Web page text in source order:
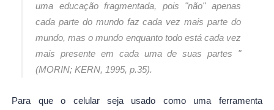
uma educação fragmentada, pois "não" apenas
cada parte do mundo faz cada vez mais parte do
mundo, mas o mundo enquanto todo está cada vez
mais presente em cada uma de suas partes "
(MORIN; KERN, 1995, p.35).
Para que o celular seja usado como uma ferramenta